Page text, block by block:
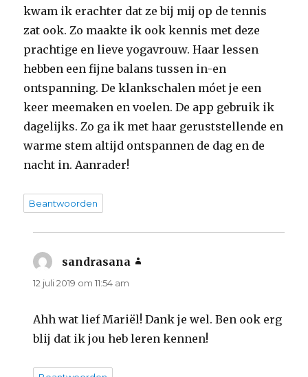
kwam ik erachter dat ze bij mij op de tennis
zat ook. Zo maakte ik ook kennis met deze
prachtige en lieve yogavrouw. Haar lessen
hebben een fijne balans tussen in-en
ontspanning. De klankschalen móet je een
keer meemaken en voelen. De app gebruik ik
dagelijks. Zo ga ik met haar geruststellende en
warme stem altijd ontspannen de dag en de
nacht in. Aanrader!
Beantwoorden
sandrasana
12 juli 2019 om 11:54 am
Ahh wat lief Mariël! Dank je wel. Ben ook erg
blij dat ik jou heb leren kennen!